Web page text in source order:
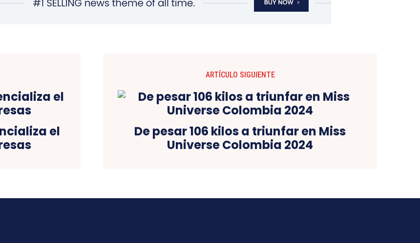
el
ARTÍCULO SIGUIENTE
De pesar 106 kilos a triunfar en Miss
Universe Colombia 2024